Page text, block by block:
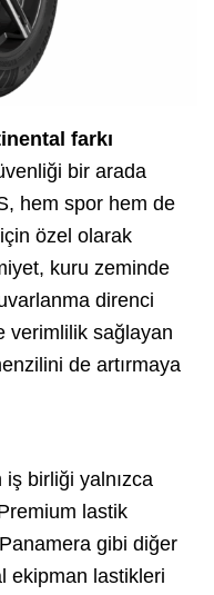
farkı
bir arada
hem spor hem de
özel olarak
kuru zeminde
direnci
verimlilik sağlayan
de artırmaya
birliği yalnızca
lastik
gibi diğer
ekipman lastikleri